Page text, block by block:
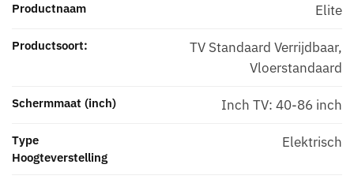
Productnaam Elite
Productsoort:
TV Standaard Verrijdbaar,
Vloerstandaard
Schermmaat (inch) Inch TV: 40-86 inch
Type
Hoogteverstelling
Elektrisch